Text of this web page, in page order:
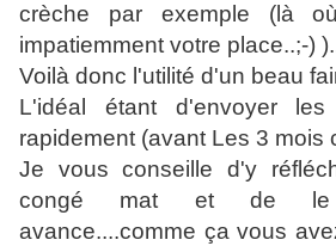
crèche par exemple (là
impatiemment votre place..;-)
Voilà donc l'utilité d'un beau
L'idéal étant d'envoyer les
rapidement (avant Les 3 mois
Je vous conseille d'y
congé mat et de le
avance....comme ça vous